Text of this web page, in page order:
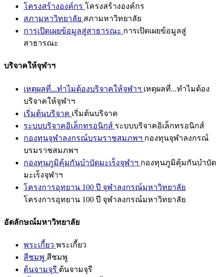
โครงสร้างองค์กร โครงสร้างองค์กร
สภามหาวิทยาลัย สภามหาวิทยาลัย
การเปิดเผยข้อมูลสู่สาธารณะ การเปิดเผยข้อมูลสู่
สาธารณะ
บริจาคให้จุฬาฯ
เหตุผลที่...ทำไมต้องบริจาคให้จุฬาฯ เหตุผลที่...ทำไมต้อง
บริจาคให้จุฬาฯ
เริ่มต้นบริจาค เริ่มต้นบริจาค
ระบบบริจาคอิเล็กทรอนิกส์ ระบบบริจาคอิเล็กทรอนิกส์
กองทุนจุฬาลงกรณ์บรมราชสมภพฯ กองทุนจุฬาลงกรณ์
บรมราชสมภพฯ
กองทุนภูมิคุ้มกันบำบัดมะเร็งจุฬาฯ กองทุนภูมิคุ้มกันบำบัด
มะเร็งจุฬาฯ
โครงการอุทยาน 100 ปี จุฬาลงกรณ์มหาวิทยาลัย
โครงการอุทยาน 100 ปี จุฬาลงกรณ์มหาวิทยาลัย
อัตลักษณ์มหาวิทยาลัย
พระเกี้ยว พระเกี้ยว
สีชมพู สีชมพู
ต้นจามจุรี ต้นจามจุรี